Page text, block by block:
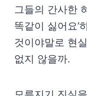
그들의 간사한
똑같이 싫어요’
것이야말로 현
없지 않을까.